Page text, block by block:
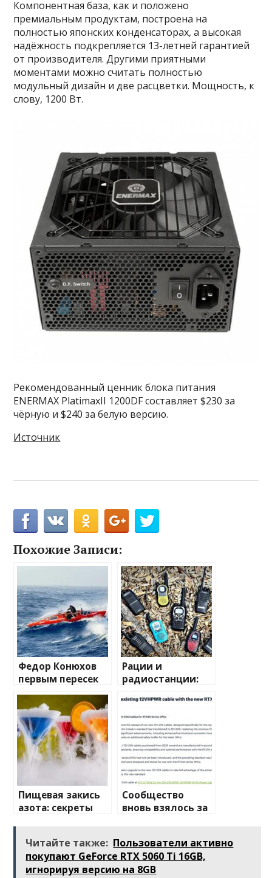
Компонентная база, как и положено
премиальным продуктам, построена на
полностью японских конденсаторах, а высокая
надёжность подкрепляется 13-летней гарантией
от производителя. Другими приятными
моментами можно считать полностью
модульный дизайн и две расцветки. Мощность, к
слову, 1200 Вт.
Рекомендованный ценник блока питания
ENERMAX PlatimaxII 1200DF составляет $230 за
чёрную и $240 за белую версию.
Источник
Похожие Записи:
Федор Конюхов
первым пересек
Южную
Атлантику на
весельной лодке
Рации и
радиостанции:
путеводитель по
миру
беспроводной
связи
Пищевая закись
азота: секреты
Сообщество
вновь взялось за
разъема 12V-2×6
Читайте также: Пользователи активно
покупают GeForce RTX 5060 Ti 16GB,
игнорируя версию на 8GB